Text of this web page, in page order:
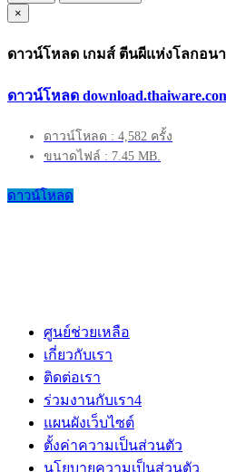
×
ดาวน์โหลด เกมส์ ตีนผีแห่งโลกอน
ดาวน์โหลด
ดาวน์โหลด : 4,582 ครั้ง
ขนาดไฟล์ : 7.45 MB.
ดาวน์โหลด
ศูนย์ช่วยเหลือ
เกี่ยวกับเรา
ติดต่อเรา
ร่วมงานกับเรา4
แผนผังเว็บไซต์
ตั้งค่าความเป็นส่วนตัว
นโยบายความเป็นส่วนตัว